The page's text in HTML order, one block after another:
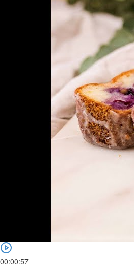
00:00:57